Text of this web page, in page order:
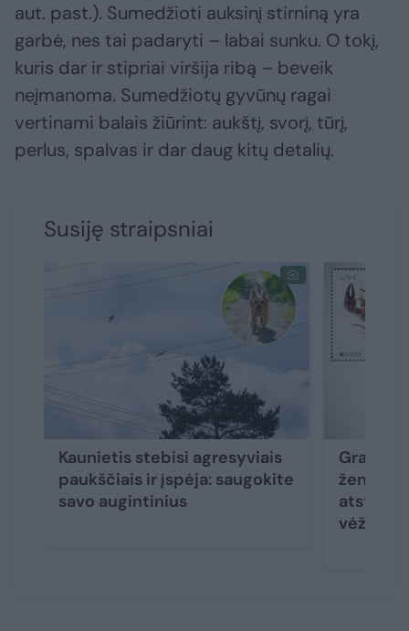
aut. past.). Sumedžioti auksinį stirniną yra
garbė, nes tai padaryti – labai sunku. O tokį,
kuris dar ir stipriai viršija ribą – beveik
neįmanoma. Sumedžiotų gyvūnų ragai
vertinami balais žiūrint: aukštį, svorį, tūrį,
perlus, spalvas ir dar daug kitų detalių.
Susiję straipsniai
Kaunietis stebisi agresyviais
paukščiais ir įspėja: saugokite
savo augintinius
ženklo
vėžys